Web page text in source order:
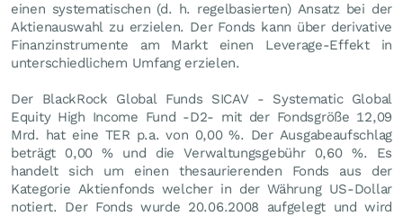
einen systematischen (d. h. regelbasierten) Ansatz bei der
Aktienauswahl zu erzielen. Der Fonds kann über derivative
Finanzinstrumente am Markt einen Leverage-Effekt in
unterschiedlichem Umfang erzielen.
Der BlackRock Global Funds SICAV - Systematic Global
Equity High Income Fund -D2- mit der Fondsgröße 12,09
Mrd. hat eine TER p.a. von 0,00 %. Der Ausgabeaufschlag
beträgt 0,00 % und die Verwaltungsgebühr 0,60 %. Es
handelt sich um einen thesaurierenden Fonds aus der
Kategorie Aktienfonds welcher in der Währung US-Dollar
notiert. Der Fonds wurde 20.06.2008 aufgelegt und wird